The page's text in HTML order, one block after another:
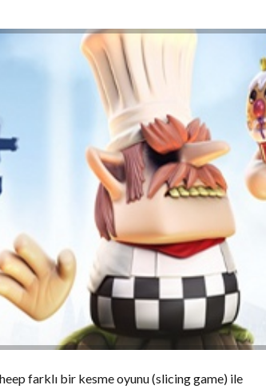
farklı bir kesme oyunu (slicing game) ile